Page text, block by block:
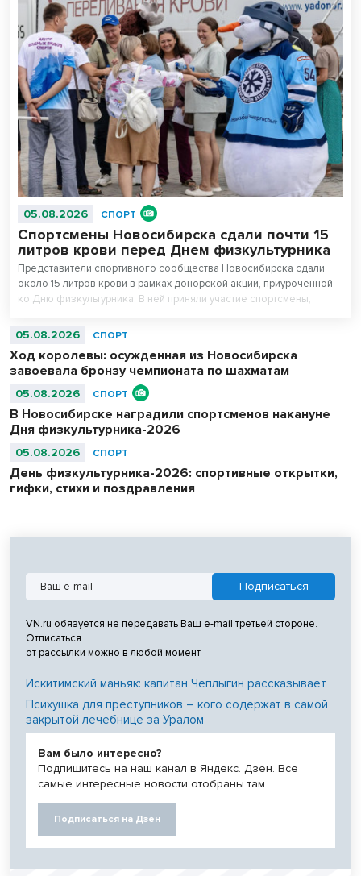
05.08.2026 СПОРТ
Спортсмены Новосибирска сдали почти 15
литров крови перед Днем физкультурника
Представители спортивного сообщества Новосибирска сдали
около 15 литров крови в рамках донорской акции, приуроченной
ко Дню физкультурника. В ней приняли участие спортсмены,
спорта, управления физической культуры и спорта мэрии города, а
05.08.2026 СПОРТ
Ход королевы: осужденная из Новосибирска
завоевала бронзу чемпионата по шахматам
05.08.2026 СПОРТ
В Новосибирске наградили спортсменов накануне
Дня физкультурника-2026
05.08.2026 СПОРТ
День физкультурника-2026: спортивные открытки,
гифки, стихи и поздравления
VN.ru обязуется не передавать Ваш e-mail третьей стороне.
Отписаться
от рассылки можно в любой момент
Искитимский маньяк: капитан Чеплыгин рассказывает
Психушка для преступников – кого содержат в самой
закрытой лечебнице за Уралом
Вам было интересно?
Подпишитесь на наш канал в Яндекс. Дзен. Все
самые интересные новости отобраны там.
Подписаться на Дзен